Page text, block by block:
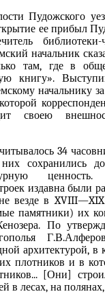
Пудожского
ее прибыл
библиотеки-
начальник
там, где в
книгу».
начальнику
своею
34
сохранились
издавна были
везде в
памятники) их
По
архитектурой,
плотников и в
[Они]
в лесах, на полянах,